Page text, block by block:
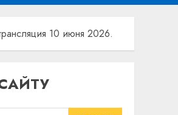
10 июня 2026.